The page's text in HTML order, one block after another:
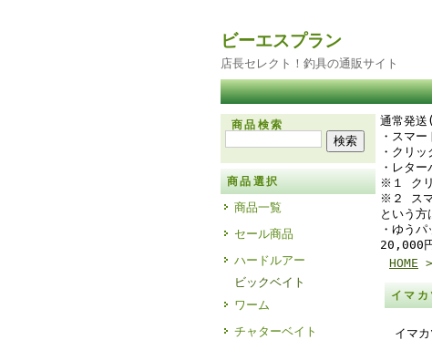
ビーエスプラン
店長セレクト！釣具の通販サイト
商品検索
商品選択
商品一覧
セール商品
ハードルアー
ビックベイト
ワーム
チャターベイト
通常発送
・ス
・クリ
・レタ
※１ クリ
※２ スマ
という方
・ゆう
20,000
HOME
イマ
イマ